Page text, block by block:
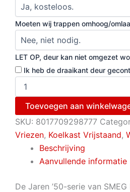
Moeten wij trappen omhoog/
LET OP, deur kan niet omgezet
Ik heb de draaikant deur
Toevoegen aan
SKU: 8017709298777
Vriezen, Koelkast Vrijstaand,
Beschrijving
Aanvullende informatie
De Jaren ’50-serie van